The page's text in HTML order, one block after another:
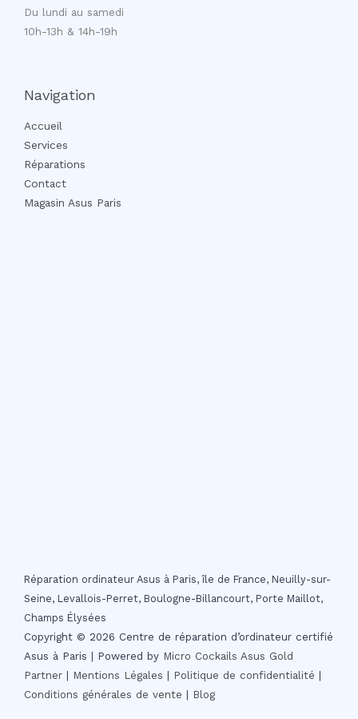
Du lundi au samedi
10h-13h & 14h-19h
Navigation
Accueil
Services
Réparations
Contact
Magasin Asus Paris
Réparation ordinateur Asus à Paris, île de France, Neuilly-sur-
Seine, Levallois-Perret, Boulogne-Billancourt, Porte Maillot,
Champs Élysées
Copyright © 2026 Centre de réparation d’ordinateur certifié
Asus à Paris | Powered by Micro Cockails Asus Gold
Partner | Mentions Légales | Politique de confidentialité |
Conditions générales de vente | Blog